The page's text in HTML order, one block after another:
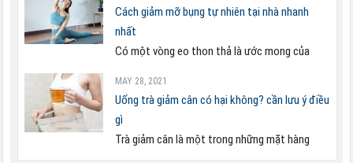
Cách giảm mỡ bụng tự nhiên tại nhà nhanh
nhất
Có một vòng eo thon thả là ước mong của
MAY 28, 2021
Uống trà giảm cân có hại không? cần lưu ý điều
gì
Trà giảm cân là một trong những mặt hàng